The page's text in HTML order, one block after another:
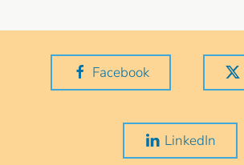
Facebook
LinkedIn